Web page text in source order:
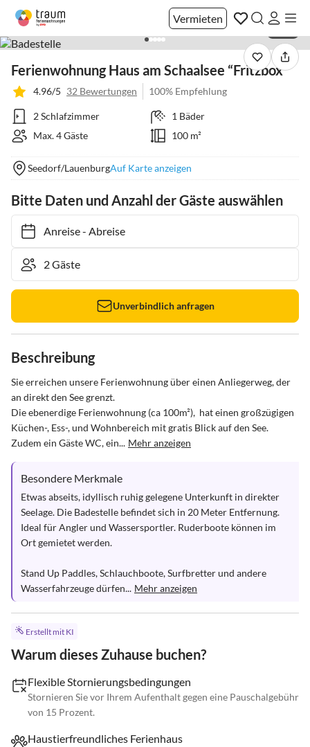
Vermieten
Ferienwohnung Haus am Schaalsee “Fritzbox"
4.96/5 32 Bewertungen 100% Empfehlung
2 Schlafzimmer
1 Bäder
Max. 4 Gäste
100 m²
Seedorf/LauenburgAuf Karte anzeigen
Bitte Daten und Anzahl der Gäste auswählen
Anreise- Abreise
Unverbindlich anfragen
Beschreibung
Sie erreichen unsere Ferienwohnung über einen Anliegerweg, der
an direkt den See grenzt.
Die ebenerdige Ferienwohnung (ca 100m²),  hat einen großzügigen
Küchen-, Ess-, und Wohnbereich mit gratis Blick auf den See.
Zudem ein Gäste WC, ein... Mehr anzeigen
Besondere Merkmale
Etwas abseits, idyllisch ruhig gelegene Unterkunft in direkter
Seelage. Die Badestelle befindet sich in 20 Meter Entfernung.
Ideal für Angler und Wassersportler. Ruderboote können im
Ort gemietet werden.
Stand Up Paddles, Schlauchboote, Surfbretter und andere
Wasserfahrzeuge dürfen... Mehr anzeigen
Erstellt mit KI
Warum dieses Zuhause buchen?
Flexible Stornierungsbedingungen
Stornieren Sie vor Ihrem Aufenthalt gegen eine Pauschalgebühr
von 15 Prozent.
Haustierfreundliches Ferienhaus